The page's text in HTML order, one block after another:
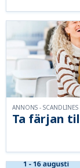
Ta färjan
ANNONS -